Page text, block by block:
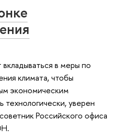
в меры по
климата, чтобы
экономическим
технологически, уверен
Российского офиса